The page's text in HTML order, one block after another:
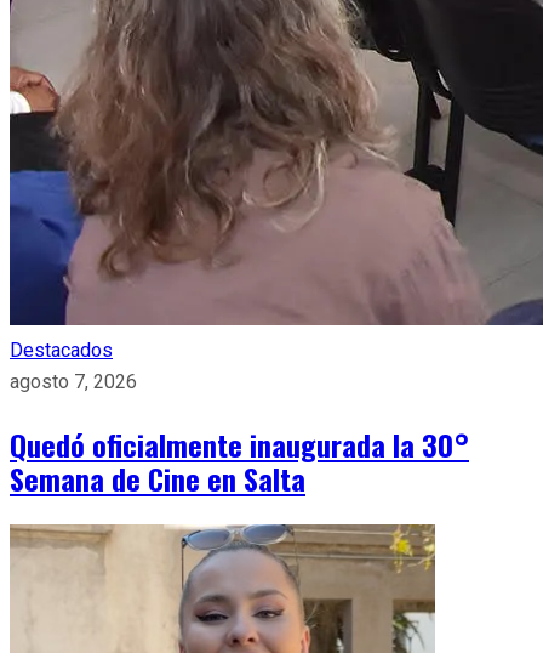
Destacados
agosto 7, 2026
Quedó oficialmente inaugurada la 30°
Semana de Cine en Salta